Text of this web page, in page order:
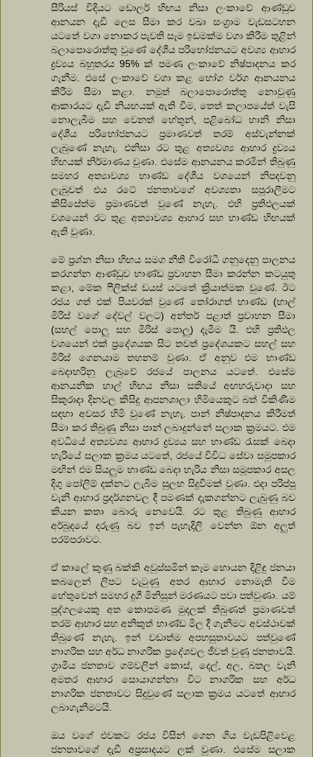
සීරියස් විදියට ඩොලර් හිඟය නිසා ලංකාවේ ආණ්ඩුව
ආනයන දැඩි ලෙස සීමා කර වඛා සංග්‍රාම වැඩසටහන
යටතේ වගා නොකර පැවති සෑම ඉඩමක්ම වගා කිරීම තුළින්
බලාපොරොත්තු වුණේ දේශීය පරිභෝජනයට අවශ්‍ය ආහාර
ද්‍රව්‍යය බහුතරය 95% ක් පමණ ලංකාවේ නිෂ්පාදනය කර
ගැනීම. එසේ ලංකාවේ වගා කළ භෝග වර්ග ආනයනය
කිරීම සීමා කළා. නමුත් බලාපොරොත්තු නොවුණු
ආකාරයට දැඩි නියඟයක් ඇති වීම, තෙත් කලාපයේත් වැසි
නොලැබීම සහ වෙනත් හේතූන්, පළිබෝධ හානි නිසා
දේශීය පරිභෝජනයට ප්‍රමාණවත් තරම් අස්වැන්නක්
ලැබුණේ නැහැ. එනිසා රට තුළ අත්‍යවශ්‍ය ආහාර ද්‍රව්‍යය
හිඟයක් නිර්මාණය වුණා. එසේම ආනයනය කරමින් තිබුණු
සමහර අත්‍යාවශ්‍ය භාණ්ඩ දේශීය වශයෙන් නිපදවනු
ලැබුවත් එය රටේ ජනතාවගේ අවශ්‍යතා සපුරාලීමට
කිසිසේත්ම ප්‍රමාණවත් වුණේ නැහැ. එහි ප්‍රතිඵලයක්
වශයෙන් රට තුළ අත්‍යාවශ්‍ය ආහාර සහ භාණ්ඩ හිඟයක්
ඇති වුණා.
මේ ප්‍රශ්න නිසා හිඟය සමග නීති විරෝධී ගනුදෙනු පාලනය
කරගන්න ආණ්ඩුව භාණ්ඩ ප්‍රවාහන සීමා කරන්න කටයුතු
කළා, මේක ෆීලික්ස් ඩයස් යටතේ ක්‍රියාත්මක වුණේ. ඊට
රජය ගත් එක් පියවරක් වුණේ තෝරාගත් භාණ්ඩ (හාල්
මිරිස් වගේ දේවල් වලට) අන්තර් පළාත් ප්‍රවාහන සීමා
(සහල් පොලු සහ මිරිස් පොලු) දැමීම යි. එහි ප්‍රතිඵල
වශයෙන් එක් ප්‍රදේශයක සිට තවත් ප්‍රදේශයකට සහල් සහ
මිරිස් ගෙනයාම තහනම් වුණා. ඒ අනුව එම භාණ්ඩ
බෙදාහරිනු ලැබුවේ රජයේ පාලනය යටතේ. එසේම
ආනයනික හාල් හිඟය නිසා සතියේ අඟහරුවාදා සහ
සිකුරාදා දිනවල කිසිදු ආපනශාලා හිමියෙකුට බත් විකිණීම
සඳහා අවසර හිමි වුණේ නැහැ. පාන් නිෂ්පාදනය කිරීමත්
සීමා කර තිබුණු නිසා පාන් ලබාදුන්නේ සලාක ක්‍රමයට. එම
අවධියේ අත්‍යවශ්‍ය ආහාර ද්‍රව්‍යය සහ භාණ්ඩ රැසක් බෙදා
හැරියේ සලාක ක්‍රමය යටතේ, රජයේ විවිධ සේවා සමූපකාර
මඟින් එම සියලුම භාණ්ඩ බෙදා හැරිය නිසා සමූපකාර අසල
දිගු පෝලිම් දක්නට ලැබීම සුලභ සිදුවීමක් වුණා. එදා පරිප්පු
වැනි ආහාර ප්‍රදර්ශනවල දී පමණක් දැකගන්නට ලැබුණු බව
කියන කතා බොරු නෙවෙයි. රට තුළ තිබුණු ආහාර
අර්බුදයේ දරුණු බව ඉන් පැහැදිලි වෙන්න ඕන අලුත්
පරම්පරාවට.
ඒ කාලේ කුණු බක්කි අවුස්සමින් කෑම හොයන දිළිඳු ජනයා
කබලෙන් ලිපට වැටුණු අතර ආහාර නොමැති වීම
හේතුවෙන් සමහර දුගී මිනිසුන් මරණයට පවා පත්වුණා. යම්
පුද්ගලයෙකු අත කොපමණ මුදලක් තිබුණත් ප්‍රමාණවත්
තරම් ආහාර සහ අනිකුත් භාණ්ඩ මිල දී ගැනීමට අවස්ථාවක්
තිබුණේ නැහැ. ඉන් වඩාත්ම අපහසුතාවයට පත්වුණේ
නාගරික සහ අර්ධ නාගරික ප්‍රදේශවල ජීවත් වුණු ජනතාවයි.
ග්‍රාමීය ජනතාව ගම්වලින් කොස්, දෙල්, අල, බතල වැනි
අමතර ආහාර සොයාගන්නා විට නාගරික සහ අර්ධ
නාගරික ජනතාවට සිදුවුණේ සලාක ක්‍රමය යටතේ ආහාර
ලබාගැනීමටයි.
ඔය වගේ එවකට රජය විසින් ගෙන ගිය වැඩපිළිවෙළ
ජනතාවගේ දැඩී අප්‍රසාදයට ලක් වුණා. එසේම සලාක